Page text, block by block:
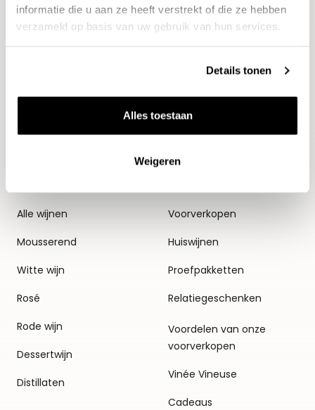
informatie die u aan ze heeft verstrekt of die ze hebben
verzameld op basis van uw gebruik van hun services.
Details tonen
Alles toestaan
Weigeren
Aanmelden
Alle wijnen
Mousserend
Witte wijn
Rosé
Rode wijn
Dessertwijn
Distillaten
Thema's
Voorverkopen
Huiswijnen
Proefpakketten
Relatiegeschenken
Voordelen van onze
voorverkopen
Vinée Vineuse
Cadeaus